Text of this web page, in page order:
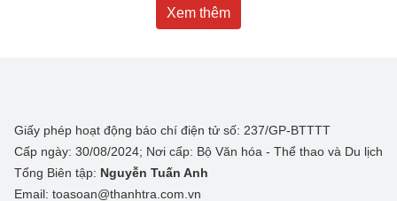
Xem thêm
Giấy phép hoạt động báo chí điện tử số: 237/GP-BTTTT
Cấp ngày: 30/08/2024; Nơi cấp: Bộ Văn hóa - Thể thao và Du lịch
Tổng Biên tập: Nguyễn Tuấn Anh
Email: toasoan@thanhtra.com.vn